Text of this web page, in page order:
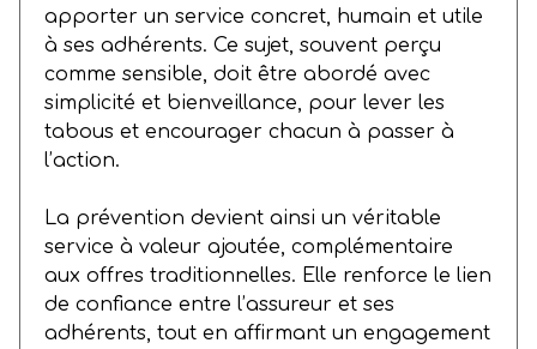
apporter un service concret, humain et utile
à ses adhérents. Ce sujet, souvent perçu
comme sensible, doit être abordé avec
simplicité et bienveillance, pour lever les
tabous et encourager chacun à passer à
l’action.
La prévention devient ainsi un véritable
service à valeur ajoutée, complémentaire
aux offres traditionnelles. Elle renforce le lien
de confiance entre l’assureur et ses
adhérents, tout en affirmant un engagement